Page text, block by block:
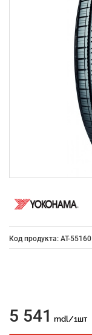
Код продукта: AT-55160
5 541 mdl/1шт